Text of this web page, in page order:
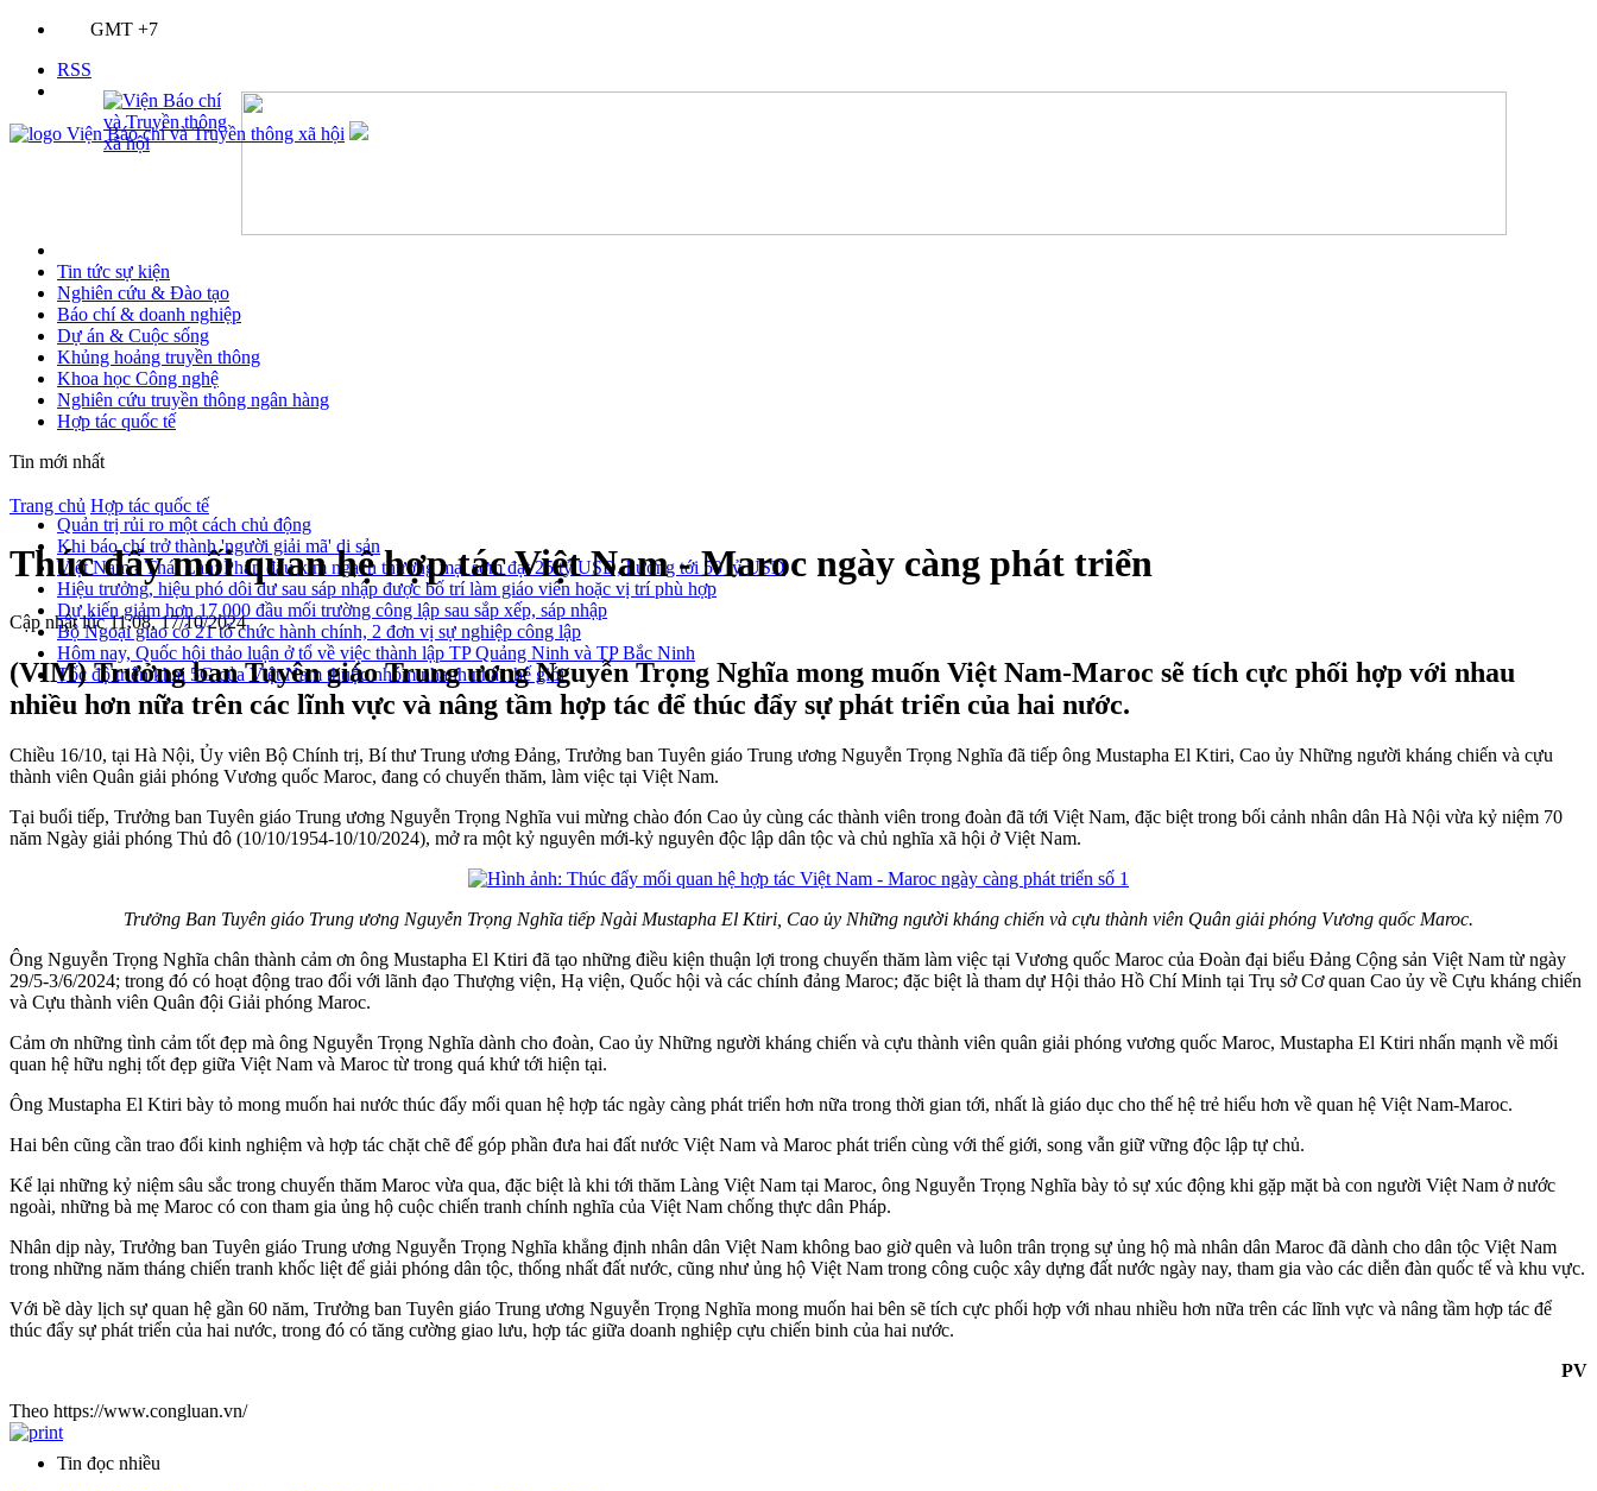
GMT +7
RSS
Tin tức sự kiện
Nghiên cứu & Đào tạo
Báo chí & doanh nghiệp
Dự án & Cuộc sống
Khủng hoảng truyền thông
Khoa học Công nghệ
Nghiên cứu truyền thông ngân hàng
Hợp tác quốc tế
Tin mới nhất
Quản trị rủi ro một cách chủ động
Khi báo chí trở thành 'người giải mã' di sản
Việt Nam - Thái Lan: Phấn đấu kim ngạch thương mại sớm đạt 25 tỷ USD, hướng tới 50 tỷ USD
Hiệu trưởng, hiệu phó dôi dư sau sáp nhập được bố trí làm giáo viên hoặc vị trí phù hợp
Dự kiến giảm hơn 17.000 đầu mối trường công lập sau sắp xếp, sáp nhập
Bộ Ngoại giao có 21 tổ chức hành chính, 2 đơn vị sự nghiệp công lập
Hôm nay, Quốc hội thảo luận ở tổ về việc thành lập TP Quảng Ninh và TP Bắc Ninh
Tốc độ triển khai 5G của Việt Nam thuộc nhóm nhanh nhất thế giới
Trang chủ Hợp tác quốc tế
Thúc đẩy mối quan hệ hợp tác Việt Nam - Maroc ngày càng phát triển
Cập nhật lúc 11:08, 17/10/2024
(VIM) Trưởng ban Tuyên giáo Trung ương Nguyễn Trọng Nghĩa mong muốn Việt Nam-Maroc sẽ tích cực phối hợp với nhau
nhiều hơn nữa trên các lĩnh vực và nâng tầm hợp tác để thúc đẩy sự phát triển của hai nước.
Chiều 16/10, tại Hà Nội, Ủy viên Bộ Chính trị, Bí thư Trung ương Đảng, Trưởng ban Tuyên giáo Trung ương Nguyễn Trọng Nghĩa đã tiếp ông Mustapha El Ktiri, Cao ủy Những người kháng chiến và cựu
thành viên Quân giải phóng Vương quốc Maroc, đang có chuyến thăm, làm việc tại Việt Nam.
Tại buổi tiếp, Trưởng ban Tuyên giáo Trung ương Nguyễn Trọng Nghĩa vui mừng chào đón Cao ủy cùng các thành viên trong đoàn đã tới Việt Nam, đặc biệt trong bối cảnh nhân dân Hà Nội vừa kỷ niệm 70
năm Ngày giải phóng Thủ đô (10/10/1954-10/10/2024), mở ra một kỷ nguyên mới-kỷ nguyên độc lập dân tộc và chủ nghĩa xã hội ở Việt Nam.
Trưởng Ban Tuyên giáo Trung ương Nguyễn Trọng Nghĩa tiếp Ngài Mustapha El Ktiri, Cao ủy Những người kháng chiến và cựu thành viên Quân giải phóng Vương quốc Maroc.
Ông Nguyễn Trọng Nghĩa chân thành cảm ơn ông Mustapha El Ktiri đã tạo những điều kiện thuận lợi trong chuyến thăm làm việc tại Vương quốc Maroc của Đoàn đại biểu Đảng Cộng sản Việt Nam từ ngày
29/5-3/6/2024; trong đó có hoạt động trao đổi với lãnh đạo Thượng viện, Hạ viện, Quốc hội và các chính đảng Maroc; đặc biệt là tham dự Hội thảo Hồ Chí Minh tại Trụ sở Cơ quan Cao ủy về Cựu kháng chiến
và Cựu thành viên Quân đội Giải phóng Maroc.
Cảm ơn những tình cảm tốt đẹp mà ông Nguyễn Trọng Nghĩa dành cho đoàn, Cao ủy Những người kháng chiến và cựu thành viên quân giải phóng vương quốc Maroc, Mustapha El Ktiri nhấn mạnh về mối
quan hệ hữu nghị tốt đẹp giữa Việt Nam và Maroc từ trong quá khứ tới hiện tại.
Ông Mustapha El Ktiri bày tỏ mong muốn hai nước thúc đẩy mối quan hệ hợp tác ngày càng phát triển hơn nữa trong thời gian tới, nhất là giáo dục cho thế hệ trẻ hiểu hơn về quan hệ Việt Nam-Maroc.
Hai bên cũng cần trao đổi kinh nghiệm và hợp tác chặt chẽ để góp phần đưa hai đất nước Việt Nam và Maroc phát triển cùng với thế giới, song vẫn giữ vững độc lập tự chủ.
Kể lại những kỷ niệm sâu sắc trong chuyến thăm Maroc vừa qua, đặc biệt là khi tới thăm Làng Việt Nam tại Maroc, ông Nguyễn Trọng Nghĩa bày tỏ sự xúc động khi gặp mặt bà con người Việt Nam ở nước
ngoài, những bà mẹ Maroc có con tham gia ủng hộ cuộc chiến tranh chính nghĩa của Việt Nam chống thực dân Pháp.
Nhân dịp này, Trưởng ban Tuyên giáo Trung ương Nguyễn Trọng Nghĩa khẳng định nhân dân Việt Nam không bao giờ quên và luôn trân trọng sự ủng hộ mà nhân dân Maroc đã dành cho dân tộc Việt Nam
trong những năm tháng chiến tranh khốc liệt để giải phóng dân tộc, thống nhất đất nước, cũng như ủng hộ Việt Nam trong công cuộc xây dựng đất nước ngày nay, tham gia vào các diễn đàn quốc tế và khu vực.
Với bề dày lịch sự quan hệ gần 60 năm, Trưởng ban Tuyên giáo Trung ương Nguyễn Trọng Nghĩa mong muốn hai bên sẽ tích cực phối hợp với nhau nhiều hơn nữa trên các lĩnh vực và nâng tầm hợp tác để
thúc đẩy sự phát triển của hai nước, trong đó có tăng cường giao lưu, hợp tác giữa doanh nghiệp cựu chiến binh của hai nước.
PV
Theo https://www.congluan.vn/
Tin đọc nhiều